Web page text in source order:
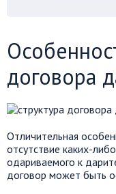
договора
Отличительная
отсутствие каких-
одариваемого к
договор может быть